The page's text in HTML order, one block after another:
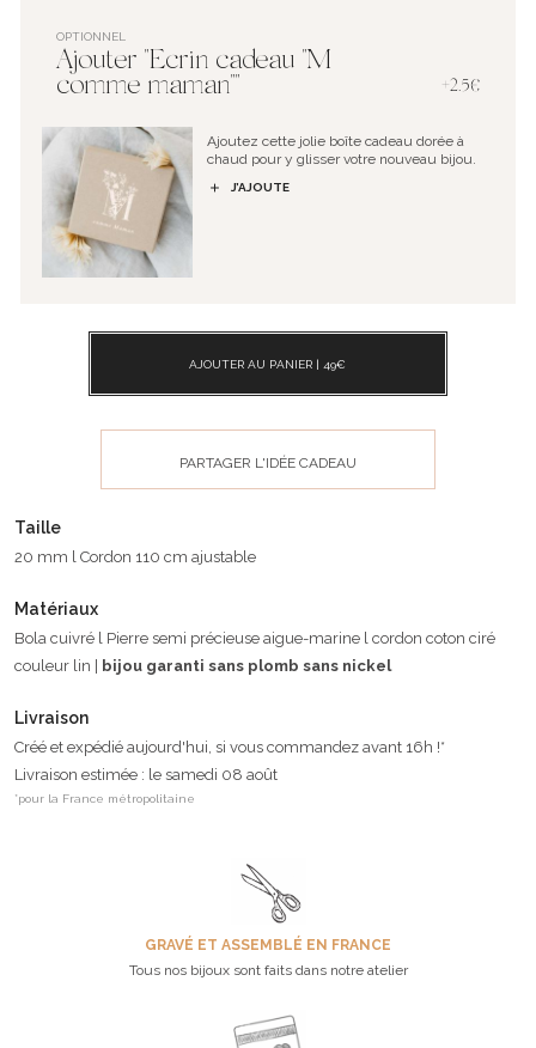
OPTIONNEL
Ajouter "Ecrin cadeau "M
comme maman""
+2.5€
Ajoutez cette jolie boîte cadeau dorée à
chaud pour y glisser votre nouveau bijou.
J’AJOUTE
AJOUTER AU PANIER | 49€
PARTAGER L'IDÉE CADEAU
Taille
20 mm l Cordon 110 cm ajustable
Matériaux
Bola cuivré l Pierre semi précieuse aigue-marine l cordon coton ciré
couleur lin |
bijou garanti sans plomb sans nickel
Livraison
Créé et expédié aujourd'hui, si vous commandez avant 16h !*
Livraison estimée : le samedi 08 août
*pour la France métropolitaine
GRAVÉ ET ASSEMBLÉ EN FRANCE
Tous nos bijoux sont faits dans notre atelier